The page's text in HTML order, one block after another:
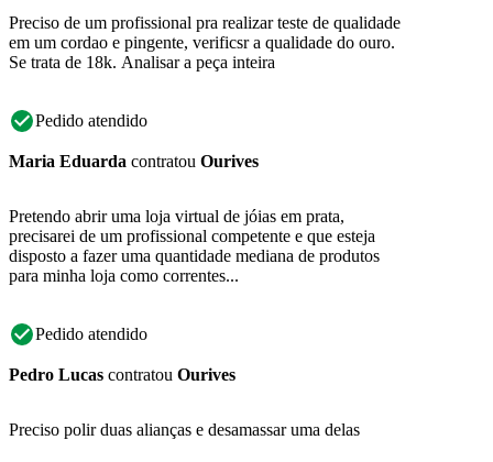
Preciso de um profissional pra realizar teste de qualidade
em um cordao e pingente, verificsr a qualidade do ouro.
Se trata de 18k. Analisar a peça inteira
Pedido atendido
Maria Eduarda contratou Ourives
Pretendo abrir uma loja virtual de jóias em prata,
precisarei de um profissional competente e que esteja
disposto a fazer uma quantidade mediana de produtos
para minha loja como correntes...
Pedido atendido
Pedro Lucas contratou Ourives
Preciso polir duas alianças e desamassar uma delas